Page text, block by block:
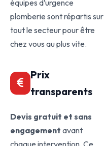
équipes d’urgence
plomberie sont répartis sur
tout le secteur pour être
chez vous au plus vite.
Prix
transparents
Devis gratuit et sans
engagement avant
chaque intervention. Ce